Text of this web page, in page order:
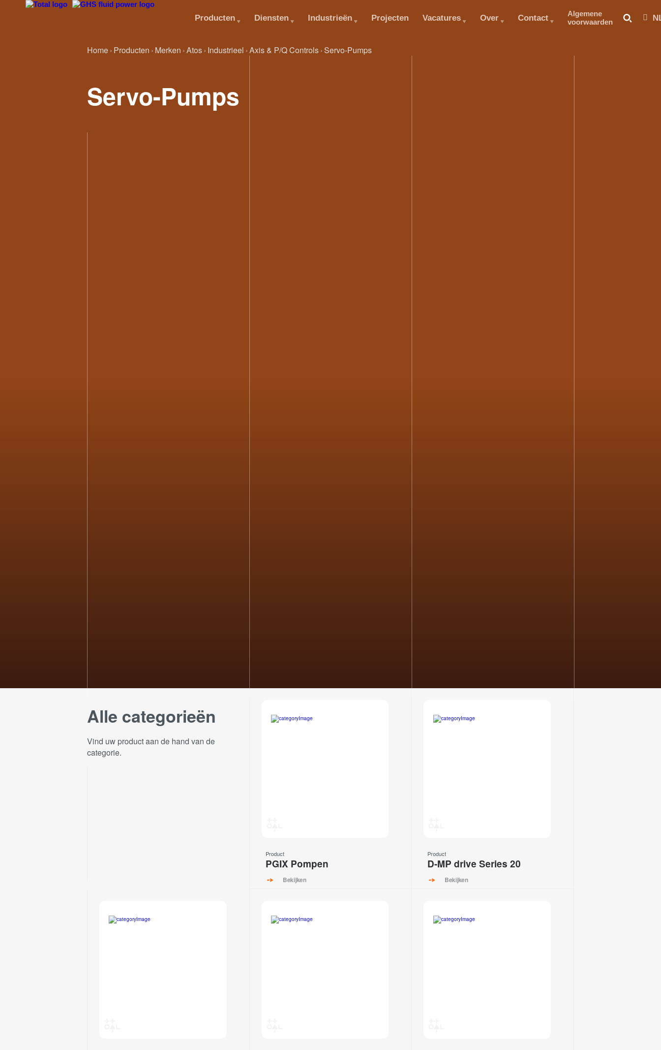
Home Producten Merken Atos Industrieel Axis & P/Q Controls Servo-Pumps
Servo-Pumps
Alle categorieën
Vind uw product aan de hand van de
categorie.
Product
PGIX Pompen
Bekijken
Product
D-MP drive Series 20
Bekijken
Producten Diensten Industrieën Projecten Vacatures Over Contact
Algemene
voorwaarden